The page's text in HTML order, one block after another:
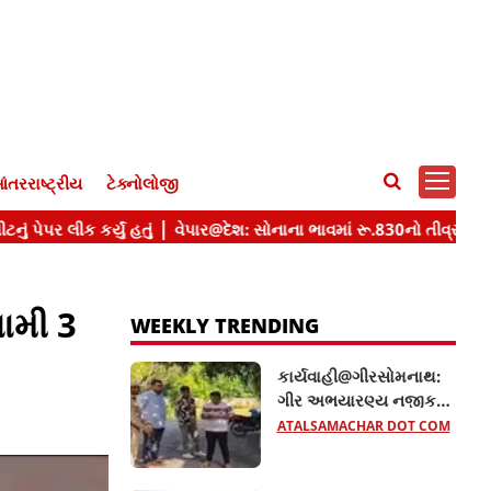
ટેક્નોલોજી
3
WEEKLY TRENDING
કાર્યવાહી@ગીરસોમનાથ:
ગીર અભયારણ્ય નજીક
તંત્રનો સપાટો, નિયમભંગ
ATALSAMACHAR DOT COM